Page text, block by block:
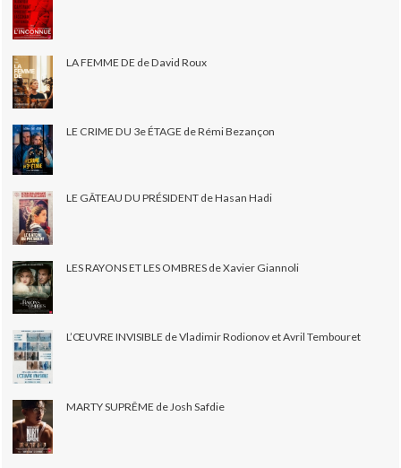
LA FEMME DE de David Roux
LE CRIME DU 3e ÉTAGE de Rémi Bezançon
LE GÂTEAU DU PRÉSIDENT de Hasan Hadi
LES RAYONS ET LES OMBRES de Xavier Giannoli
L’ŒUVRE INVISIBLE de Vladimir Rodionov et Avril Tembouret
MARTY SUPRÊME de Josh Safdie